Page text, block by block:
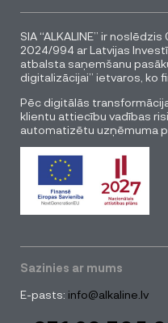
SIA “ALKALINE” ir
2024/994 ar Latvijas
atbalsta saņemšanu
digitalizācijai” ietvaros, ko
Pēc digitālās
klientu attiecību vadības
automatizētu uzņēmuma
Sazinies ar mums
E-pasts: info@alkaline.lv